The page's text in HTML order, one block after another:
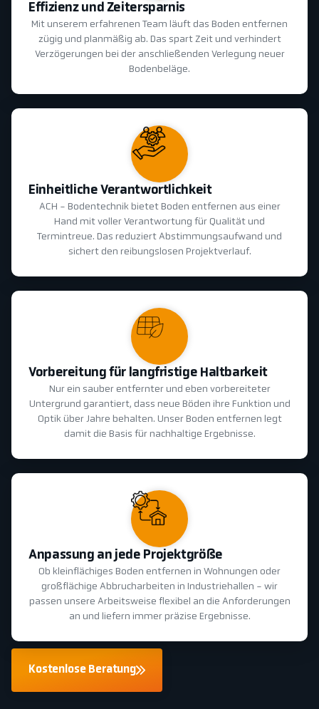
Effizienz und Zeitersparnis
Mit unserem erfahrenen Team läuft das Boden entfernen
zügig und planmäßig ab. Das spart Zeit und verhindert
Verzögerungen bei der anschließenden Verlegung neuer
Bodenbeläge.
Einheitliche Verantwortlichkeit
ACH - Bodentechnik bietet Boden entfernen aus einer
Hand mit voller Verantwortung für Qualität und
Termintreue. Das reduziert Abstimmungsaufwand und
sichert den reibungslosen Projektverlauf.
Vorbereitung für langfristige Haltbarkeit
Nur ein sauber entfernter und eben vorbereiteter
Untergrund garantiert, dass neue Böden ihre Funktion und
Optik über Jahre behalten. Unser Boden entfernen legt
damit die Basis für nachhaltige Ergebnisse.
Anpassung an jede Projektgröße
Ob kleinflächiges Boden entfernen in Wohnungen oder
großflächige Abbrucharbeiten in Industriehallen - wir
passen unsere Arbeitsweise flexibel an die Anforderungen
an und liefern immer präzise Ergebnisse.
Kostenlose Beratung